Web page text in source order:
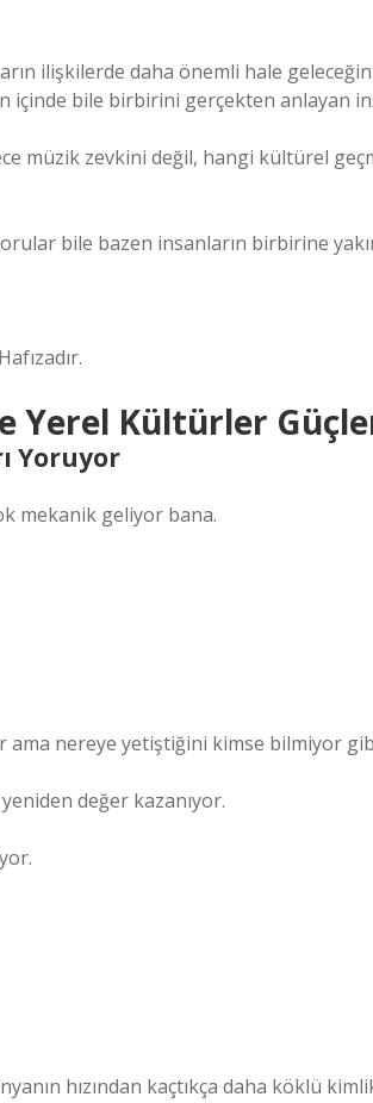
ilişkilerde daha önemli hale
içinde bile birbirini gerçekten anlayan
müzik zevkini değil, hangi kültürel
bile bazen insanların birbirine
Yerel Kültürler
Yoruyor
mekanik geliyor bana.
ama nereye yetiştiğini kimse bilmiyor
değer kazanıyor.
hızından kaçtıkça daha köklü